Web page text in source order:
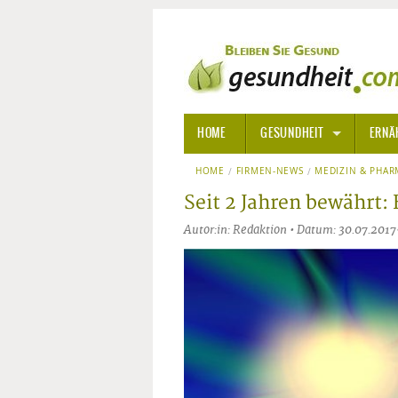
HOME GESUNDHEIT
ALLGEMEINE
ALTERNATIVE HEILWEISEN
ALTERNATIVE MEDIZIN
ARZNEI- UND HEILMITTEL
GIFTSTOFFE
HOME FIRMEN-NEWS MEDIZIN &
Seit 2 Jahren
Autor:in: Redaktion • Datum: